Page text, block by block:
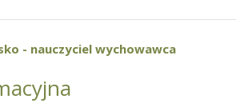
nauczyciel wychowawca internatu
- nauczyciel wychowawca